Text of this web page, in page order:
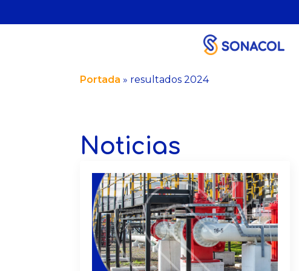
Portada » resultados 2024
Noticias